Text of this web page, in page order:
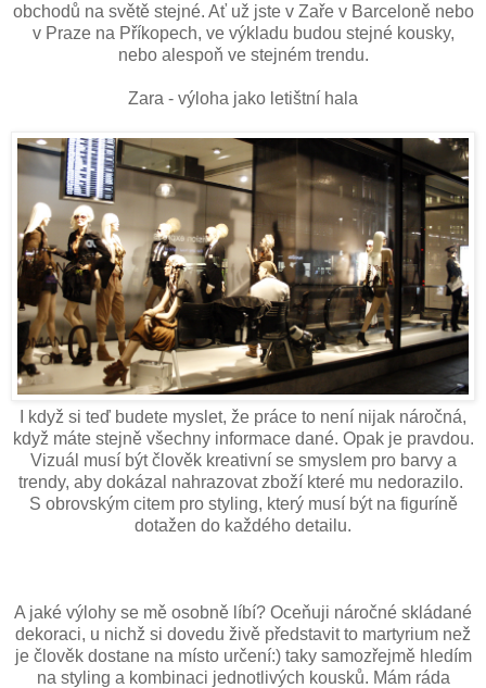
obchodů na světě stejné. Ať už jste v Zaře v Barceloně nebo
v Praze na Příkopech, ve výkladu budou stejné kousky,
nebo alespoň ve stejném trendu.
Zara - výloha jako letištní hala
I když si teď budete myslet, že práce to není nijak náročná,
když máte stejně všechny informace dané. Opak je pravdou.
Vizuál musí být člověk kreativní se smyslem pro barvy a
trendy, aby dokázal nahrazovat zboží které mu nedorazilo.
S obrovským citem pro styling, který musí být na figuríně
dotažen do každého detailu.
A jaké výlohy se mě osobně líbí? Oceňuji náročné skládané
dekoraci, u nichž si dovedu živě představit to martyrium než
je člověk dostane na místo určení:) taky samozřejmě hledím
na styling a kombinaci jednotlivých kousků. Mám ráda